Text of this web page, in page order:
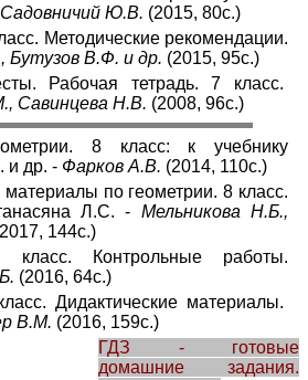
Садовничий Ю.В. (2015, 80с.)
Методические рекомендации.
Бутузов В.Ф. и др. (2015, 95с.)
Рабочая тетрадь. 7 класс.
Савинцева Н.В. (2008, 96с.)
8 класс: к учебнику
и др. - Фарков А.В. (2014, 110с.)
материалы по геометрии. 8 класс.
Л.С. - Мельникова Н.Б.,
144с.)
класс. Контрольные работы.
(2016, 64с.)
Дидактические материалы.
В.М. (2016, 159с.)
ГДЗ - готовые
домашние задания.